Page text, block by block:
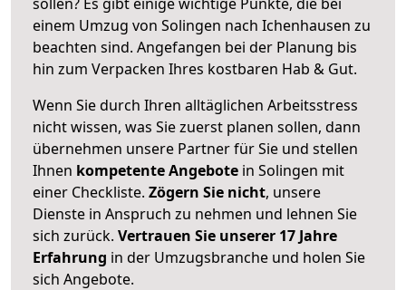
einem Umzug von Solingen nach Ichenhausen zu
beachten sind. Angefangen bei der Planung bis
hin zum Verpacken Ihres kostbaren Hab & Gut.
Wenn Sie durch Ihren alltäglichen Arbeitsstress
nicht wissen, was Sie zuerst planen sollen, dann
übernehmen unsere Partner für Sie und stellen
Ihnen kompetente Angebote in Solingen mit
einer Checkliste. Zögern Sie nicht, unsere
Dienste in Anspruch zu nehmen und lehnen Sie
sich zurück. Vertrauen Sie unserer 17 Jahre
Erfahrung in der Umzugsbranche und holen Sie
sich Angebote.